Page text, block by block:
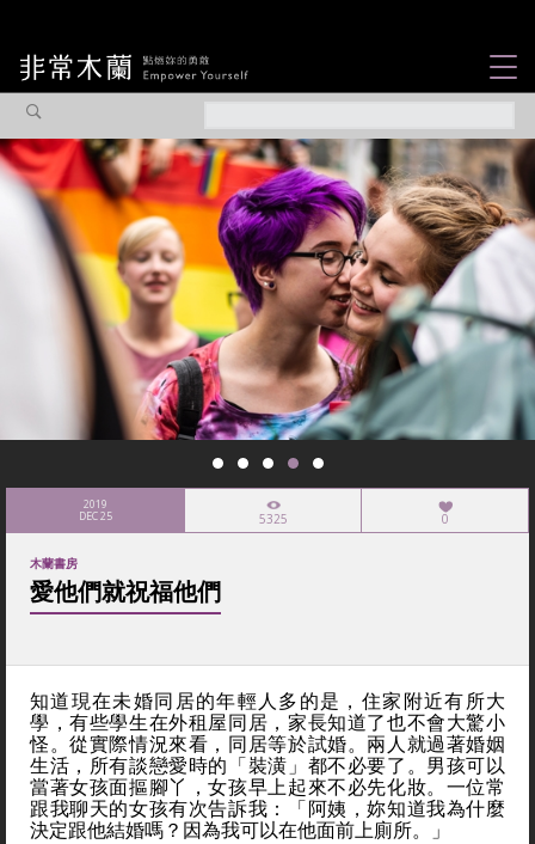
觀點專欄
焦點企劃
社會企業
認識我們
2019
DEC 25 5325 0
木蘭書房
愛他們就祝福他們
知道現在未婚同居的年輕人多的是，住家附近有所大
學，有些學生在外租屋同居，家長知道了也不會大驚小
怪。從實際情況來看，同居等於試婚。兩人就過著婚姻
生活，所有談戀愛時的「裝潢」都不必要了。男孩可以
當著女孩面摳腳丫，女孩早上起來不必先化妝。一位常
跟我聊天的女孩有次告訴我：「阿姨，妳知道我為什麼
決定跟他結婚嗎？因為我可以在他面前上廁所。」